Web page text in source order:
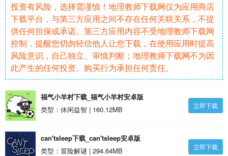
投资有风险，选择需谨慎！地理教师下载网仅为应用商店
下载平台，与第三方应用之间不存在任何关联关系，不提
供任何担保或承诺。第三方应用内容不受地理教师下载网
控制，提醒您切勿轻信他人让您下载，在使用应用时提高
风险意识，自己独立、审慎判断；地理教师下载网不为因
此产生的任何投资、购买行为承担任何责任。
福气小羊村下载_福气小羊村安卓版
类型：休闲益智 | 160.12MB
立即下载
can'tsleep下载_can'tsleep安卓版
类型：冒险解谜 | 294.64MB
立即下载